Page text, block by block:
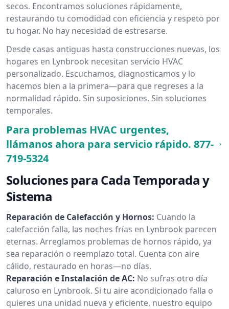
secos. Encontramos soluciones rápidamente,
restaurando tu comodidad con eficiencia y respeto por
tu hogar. No hay necesidad de estresarse.
Desde casas antiguas hasta construcciones nuevas, los
hogares en Lynbrook necesitan servicio HVAC
personalizado. Escuchamos, diagnosticamos y lo
hacemos bien a la primera—para que regreses a la
normalidad rápido. Sin suposiciones. Sin soluciones
temporales.
Para problemas HVAC urgentes,
llámanos ahora para servicio rápido. 877-
719-5324
Soluciones para Cada Temporada y
Sistema
Reparación de Calefacción y Hornos: Cuando la
calefacción falla, las noches frías en Lynbrook parecen
eternas. Arreglamos problemas de hornos rápido, ya
sea reparación o reemplazo total. Cuenta con aire
cálido, restaurado en horas—no días.
Reparación e Instalación de AC: No sufras otro día
caluroso en Lynbrook. Si tu aire acondicionado falla o
quieres una unidad nueva y eficiente, nuestro equipo